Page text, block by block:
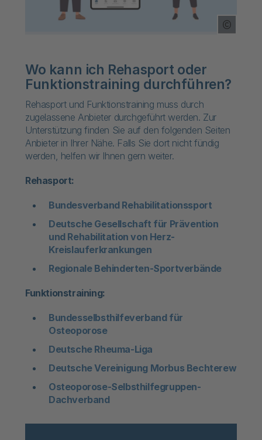
Wo kann ich Rehasport oder
Funktionstraining durchführen?
Rehasport und Funktionstraining muss durch
zugelassene Anbieter durchgeführt werden. Zur
Unterstützung finden Sie auf den folgenden Seiten
Anbieter in Ihrer Nähe. Falls Sie dort nicht fündig
werden, helfen wir Ihnen gern weiter.
Rehasport:
Bundesverband Rehabilitationssport
Deutsche Gesellschaft für Prävention
und Rehabilitation von Herz-
Kreislauferkrankungen
Regionale Behinderten-Sportverbände
Funktionstraining:
Bundesselbsthilfeverband für
Osteoporose
Deutsche Rheuma-Liga
Deutsche Vereinigung Morbus Bechterew
Osteoporose-Selbsthilfegruppen-
Dachverband